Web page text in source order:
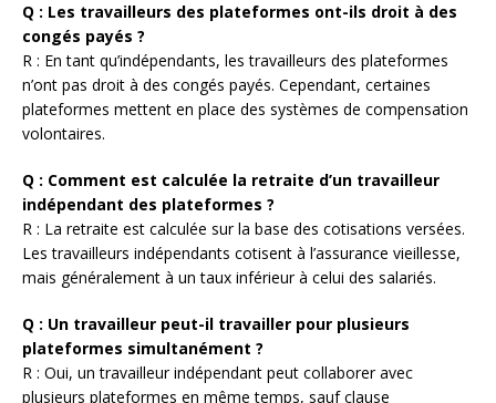
Q : Les travailleurs des plateformes ont-ils droit à des
congés payés ?
R : En tant qu’indépendants, les travailleurs des plateformes
n’ont pas droit à des congés payés. Cependant, certaines
plateformes mettent en place des systèmes de compensation
volontaires.
Q : Comment est calculée la retraite d’un travailleur
indépendant des plateformes ?
R : La retraite est calculée sur la base des cotisations versées.
Les travailleurs indépendants cotisent à l’assurance vieillesse,
mais généralement à un taux inférieur à celui des salariés.
Q : Un travailleur peut-il travailler pour plusieurs
plateformes simultanément ?
R : Oui, un travailleur indépendant peut collaborer avec
plusieurs plateformes en même temps, sauf clause